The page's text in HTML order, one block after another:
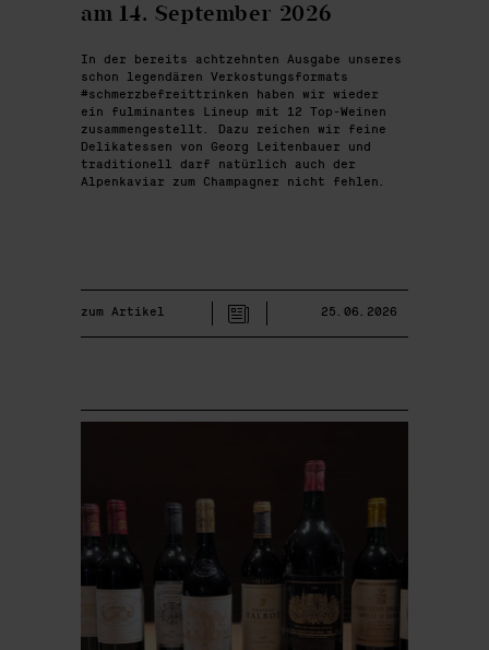
am 14. September 2026
In der bereits achtzehnten Ausgabe unseres
schon legendären Verkostungsformats
#schmerzbefreittrinken haben wir wieder
ein fulminantes Lineup mit 12 Top-Weinen
zusammengestellt. Dazu reichen wir feine
Delikatessen von Georg Leitenbauer und
traditionell darf natürlich auch der
Alpenkaviar zum Champagner nicht fehlen.
zum Artikel 25.06.2026